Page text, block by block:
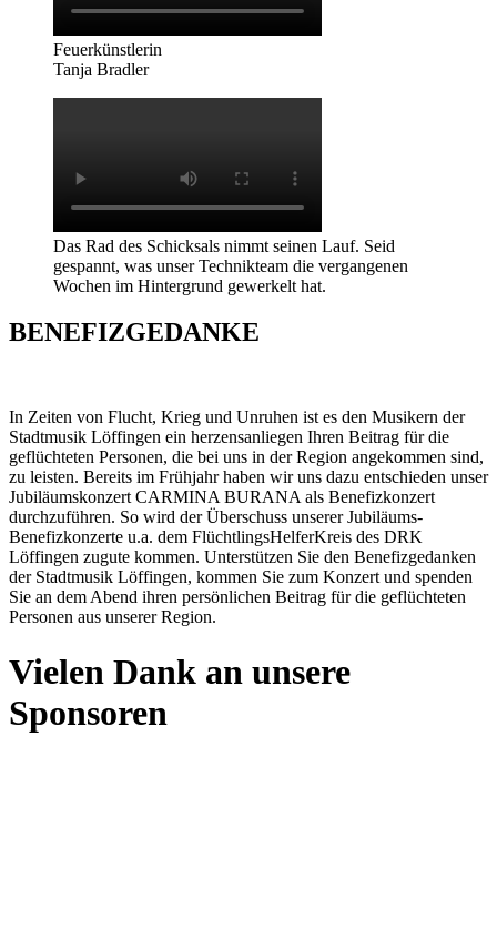
Feuerkünstlerin
Tanja Bradler
Das Rad des Schicksals nimmt seinen Lauf. Seid
gespannt, was unser Technikteam die vergangenen
Wochen im Hintergrund gewerkelt hat.
BENEFIZGEDANKE
In Zeiten von Flucht, Krieg und Unruhen ist es den Musikern der
Stadtmusik Löffingen ein herzensanliegen Ihren Beitrag für die
geflüchteten Personen, die bei uns in der Region angekommen sind,
zu leisten. Bereits im Frühjahr haben wir uns dazu entschieden unser
Jubiläumskonzert CARMINA BURANA als Benefizkonzert
durchzuführen. So wird der Überschuss unserer Jubiläums-
Benefizkonzerte u.a. dem FlüchtlingsHelferKreis des DRK
Löffingen zugute kommen. Unterstützen Sie den Benefizgedanken
der Stadtmusik Löffingen, kommen Sie zum Konzert und spenden
Sie an dem Abend ihren persönlichen Beitrag für die geflüchteten
Personen aus unserer Region.
Vielen Dank an unsere
Sponsoren